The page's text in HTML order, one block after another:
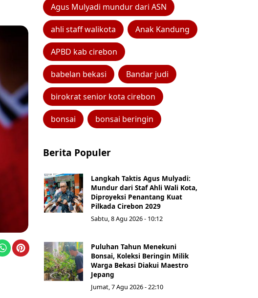
Agus Mulyadi mundur dari ASN
ahli staff walikota Anak Kandung
APBD kab cirebon
babelan bekasi Bandar judi
birokrat senior kota cirebon
bonsai bonsai beringin
Berita Populer
Langkah Taktis Agus Mulyadi:
Mundur dari Staf Ahli Wali Kota,
Diproyeksi Penantang Kuat
Pilkada Cirebon 2029
Sabtu, 8 Agu 2026 - 10:12
Puluhan Tahun Menekuni
Bonsai, Koleksi Beringin Milik
Warga Bekasi Diakui Maestro
Jepang
Jumat, 7 Agu 2026 - 22:10